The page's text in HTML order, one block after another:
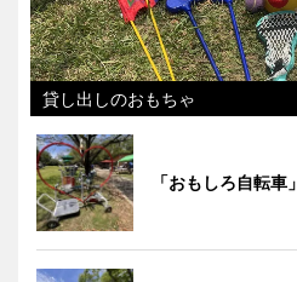
貸し出しのおもちゃ
「おもしろ自転車」